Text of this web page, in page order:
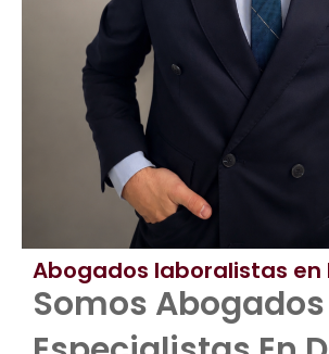
Abogados laboralistas en
Somos Abogados